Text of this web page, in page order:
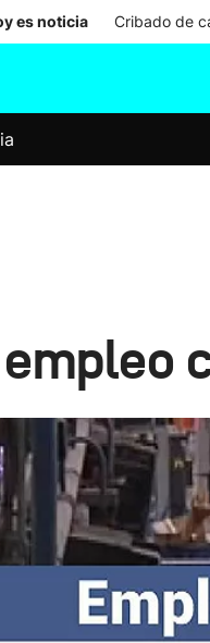
es noticia Cribado de